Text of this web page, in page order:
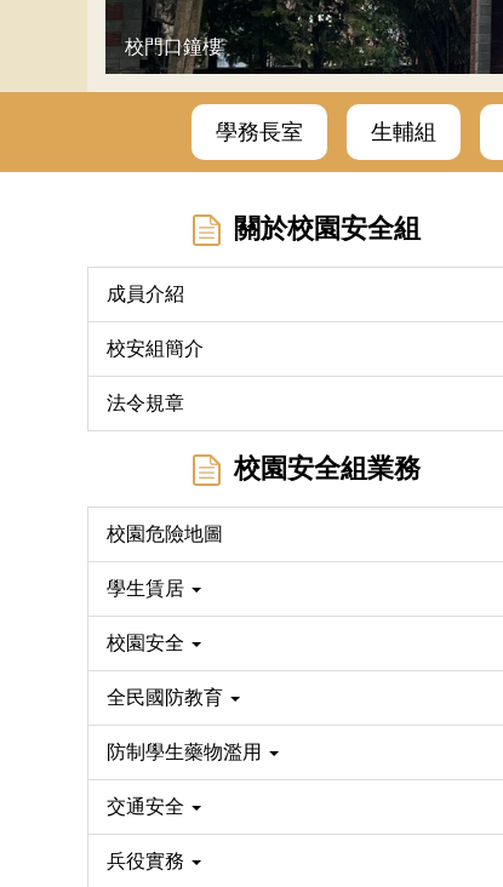
校門口鐘樓
學務長室 生輔組
關於校園安全組
成員介紹
校安組簡介
法令規章
校園安全組業務
校園危險地圖
學生賃居
校園安全
全民國防教育
防制學生藥物濫用
交通安全
兵役實務